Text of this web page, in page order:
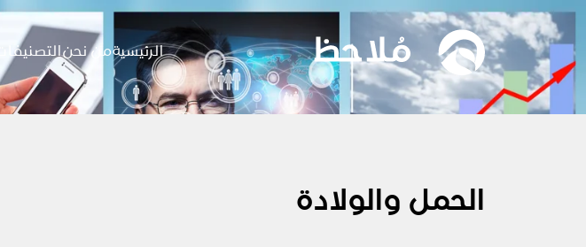
الرئيسيةمن نحنالتصنيفات
الحمل والولادة